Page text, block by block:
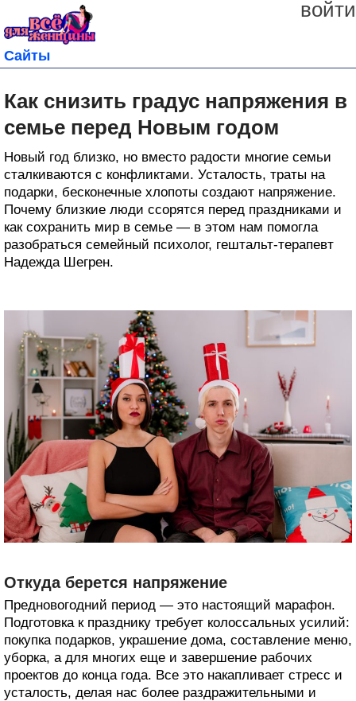
войти
Сайты
Как снизить градус напряжения в
семье перед Новым годом
Новый год близко, но вместо радости многие семьи
сталкиваются с конфликтами. Усталость, траты на
подарки, бесконечные хлопоты создают напряжение.
Почему близкие люди ссорятся перед праздниками и
как сохранить мир в семье — в этом нам помогла
разобраться семейный психолог, гештальт-терапевт
Надежда Шегрен.
Откуда берется напряжение
Предновогодний период — это настоящий марафон.
Подготовка к празднику требует колоссальных усилий:
покупка подарков, украшение дома, составление меню,
уборка, а для многих еще и завершение рабочих
проектов до конца года. Все это накапливает стресс и
усталость, делая нас более раздражительными и